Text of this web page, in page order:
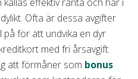
Ofta är dessa avgifter
på för att undvika en dyr
med fri årsavgift.
att förmåner som bonus